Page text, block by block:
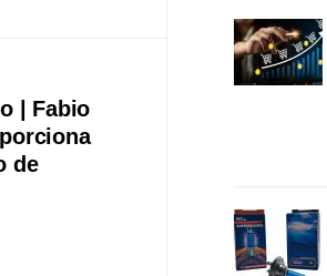
| Fabio
de